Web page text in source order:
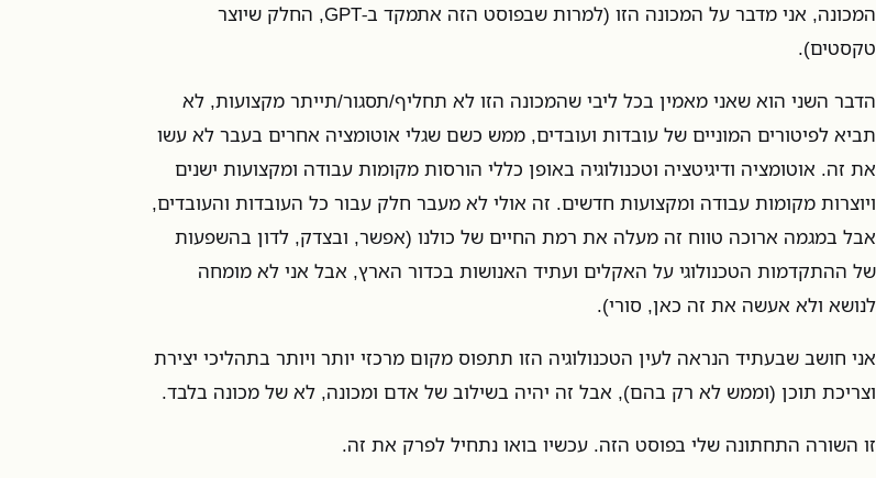
המכונה, אני מדבר על המכונה הזו (למרות שבפוסט הזה אתמקד ב-GPT, החלק שיוצר
טקסטים).
הדבר השני הוא שאני מאמין בכל ליבי שהמכונה הזו לא תחליף/תסגור/תייתר מקצועות, לא
תביא לפיטורים המוניים של עובדות ועובדים, ממש כשם שגלי אוטומציה אחרים בעבר לא עשו
את זה. אוטומציה ודיגיטציה וטכנולוגיה באופן כללי הורסות מקומות עבודה ומקצועות ישנים
ויוצרות מקומות עבודה ומקצועות חדשים. זה אולי לא מעבר חלק עבור כל העובדות והעובדים,
אבל במגמה ארוכה טווח זה מעלה את רמת החיים של כולנו (אפשר, ובצדק, לדון בהשפעות
של ההתקדמות הטכנולוגי על האקלים ועתיד האנושות בכדור הארץ, אבל אני לא מומחה
לנושא ולא אעשה את זה כאן, סורי).
אני חושב שבעתיד הנראה לעין הטכנולוגיה הזו תתפוס מקום מרכזי יותר ויותר בתהליכי יצירת
וצריכת תוכן (וממש לא רק בהם), אבל זה יהיה בשילוב של אדם ומכונה, לא של מכונה בלבד.
זו השורה התחתונה שלי בפוסט הזה. עכשיו בואו נתחיל לפרק את זה.